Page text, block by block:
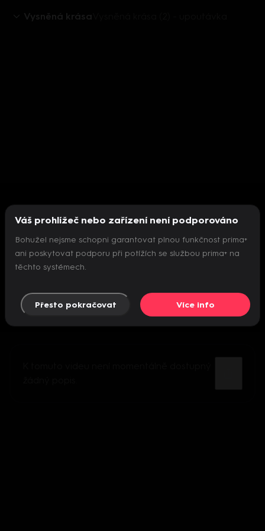
Vysněná krása
Nepodařilo se inicializovat přehrávač
Váš prohlížeč nebo zařízení není podporováno
Bohužel nejsme schopni garantovat plnou funkčnost prima+
ani poskytovat podporu při potížích se službou prima+ na
těchto systémech.
Přesto pokračovat Více info